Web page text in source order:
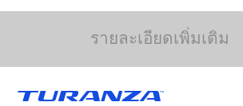
รายละเอียดเพิ่มเติม